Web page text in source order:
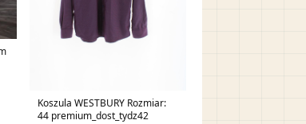
Koszula WESTBURY Rozmiar:
44 premium_dost_tydz42